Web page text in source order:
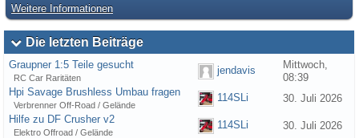
Weitere Informationen
Die letzten Beiträge
Graupner 1:5 Teile gesucht
RC Car Raritäten
jendavis
Mittwoch,
08:39
Hpi Savage Brushless Umbau fragen
Verbrenner Off-Road / Gelände
114SLi
30. Juli 2026
Hilfe zu DF Crusher v2
Elektro Offroad / Gelände
114SLi
30. Juli 2026